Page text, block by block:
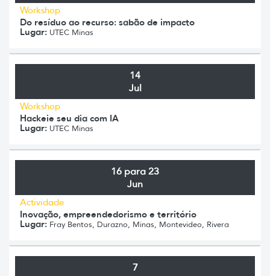
Workshop
Do resíduo ao recurso: sabão de impacto
Lugar: UTEC Minas
14
Jul
Workshop
Hackeie seu dia com IA
Lugar: UTEC Minas
16 para 23
Jun
Actividade
Inovação, empreendedorismo e território
Lugar: Fray Bentos, Durazno, Minas, Montevideo, Rivera
7